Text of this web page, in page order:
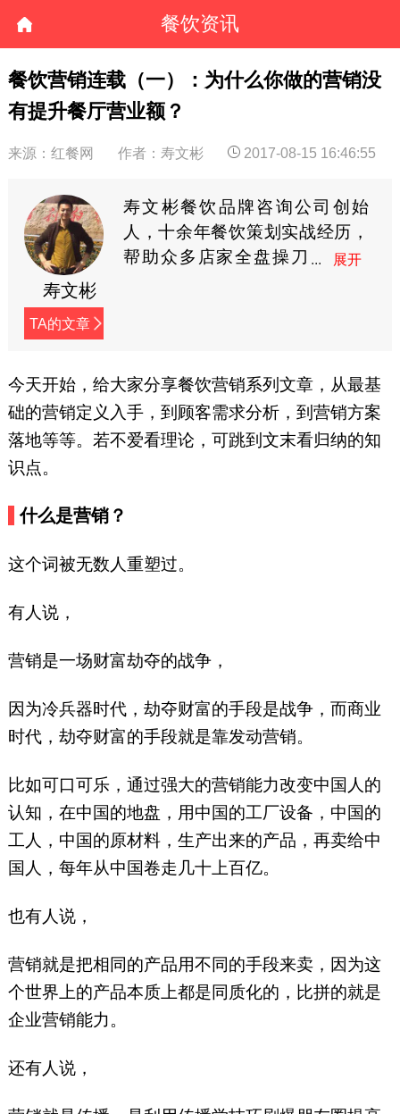
餐饮资讯
餐饮营销连载（一）：为什么你做的营销没
有提升餐厅营业额？
来源：红餐网 作者：寿文彬 2017-08-15 16:46:55
寿文彬
TA的文章
寿文彬餐饮品牌咨询公司创始
人，十余年餐饮策划实战经历，
帮助众多店家全盘操刀
企划等全案餐饮服务。（微信：
swb13066839909，微信公众
号：寿文彬餐饮策划
今天开始，给大家分享餐饮营销系列文章，从最基
础的营销定义入手，到顾客需求分析，到营销方案
落地等等。若不爱看理论，可跳到文末看归纳的知
识点。
什么是营销？
这个词被无数人重塑过。
有人说，
营销是一场财富劫夺的战争，
因为冷兵器时代，劫夺财富的手段是战争，而商业
时代，劫夺财富的手段就是靠发动营销。
比如可口可乐，通过强大的营销能力改变中国人的
认知，在中国的地盘，用中国的工厂设备，中国的
工人，中国的原材料，生产出来的产品，再卖给中
国人，每年从中国卷走几十上百亿。
也有人说，
营销就是把相同的产品用不同的手段来卖，因为这
个世界上的产品本质上都是同质化的，比拼的就是
企业营销能力。
还有人说，